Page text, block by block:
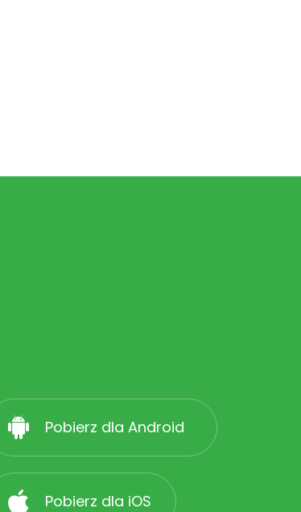
Pobierz dla Android
Pobierz dla iOS